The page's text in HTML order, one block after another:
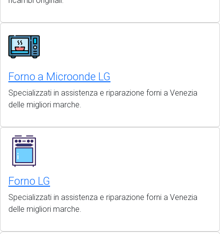
Forno a Microonde LG
Specializzati in assistenza e riparazione forni a Venezia
delle migliori marche.
Forno LG
Specializzati in assistenza e riparazione forni a Venezia
delle migliori marche.